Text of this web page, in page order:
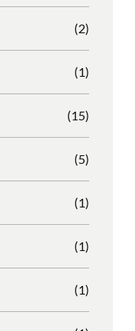
(2)
(1)
(15)
(5)
(1)
(1)
(1)